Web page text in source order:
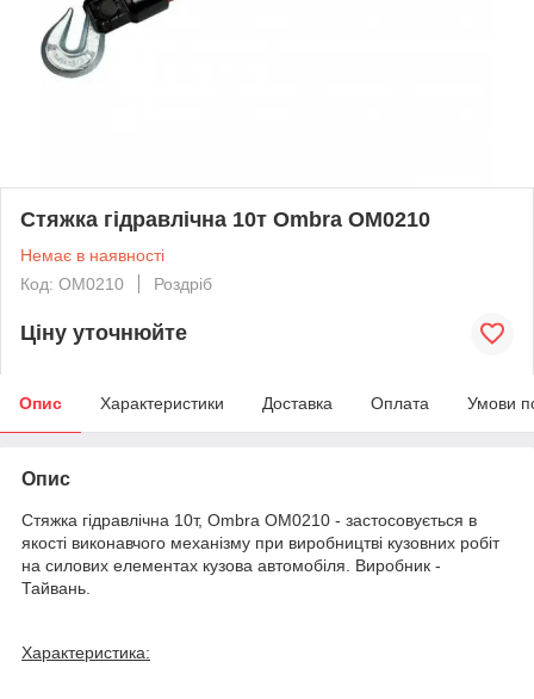
Стяжка гідравлічна 10т Ombra OM0210
Немає в наявності
Код: OM0210
Роздріб
Ціну уточнюйте
Опис Характеристики Доставка Оплата Умови
Опис
Стяжка гідравлічна 10т, Ombra OM0210 - застосовується в
якості виконавчого механізму при виробництві кузовних робіт
на силових елементах кузова автомобіля. Виробник -
Тайвань.
Характеристика: